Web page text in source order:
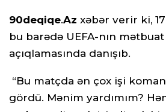
90deqiqe.Az xəbər verir ki,
bu barədə UEFA-nın
açıqlamasında danışıb.
“Bu matçda ən çox işi
gördü. Mənim yardımım?